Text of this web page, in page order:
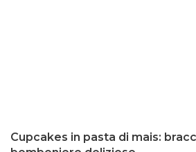
Cupcakes in pasta di mais: